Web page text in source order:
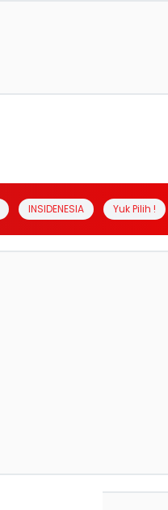
INSIDENESIA Yuk Pilih !